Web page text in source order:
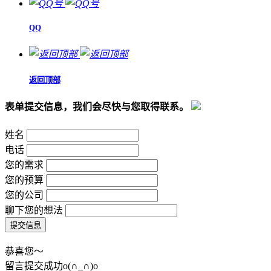
QQ
返回顶部
表单提交信息，我们会尽快与您取得联系。
姓名
电话
您的需求
您的预算
您的公司
聊下您的想法
恭喜您～
留言提交成功o(∩_∩)o